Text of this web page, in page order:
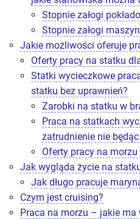
Stopnie załogi
Stopnie załogi
Jakie możliwości oferuje
Oferty pracy na statku
Statki wycieczkowe
statku bez uprawnień?
Zarobki na statku w
Praca na statkach
zatrudnienie nie
Oferty pracy na
Jak wygląda życie na
Jak długo pracuje
Czym jest cruising?
Praca na morzu – jakie ma